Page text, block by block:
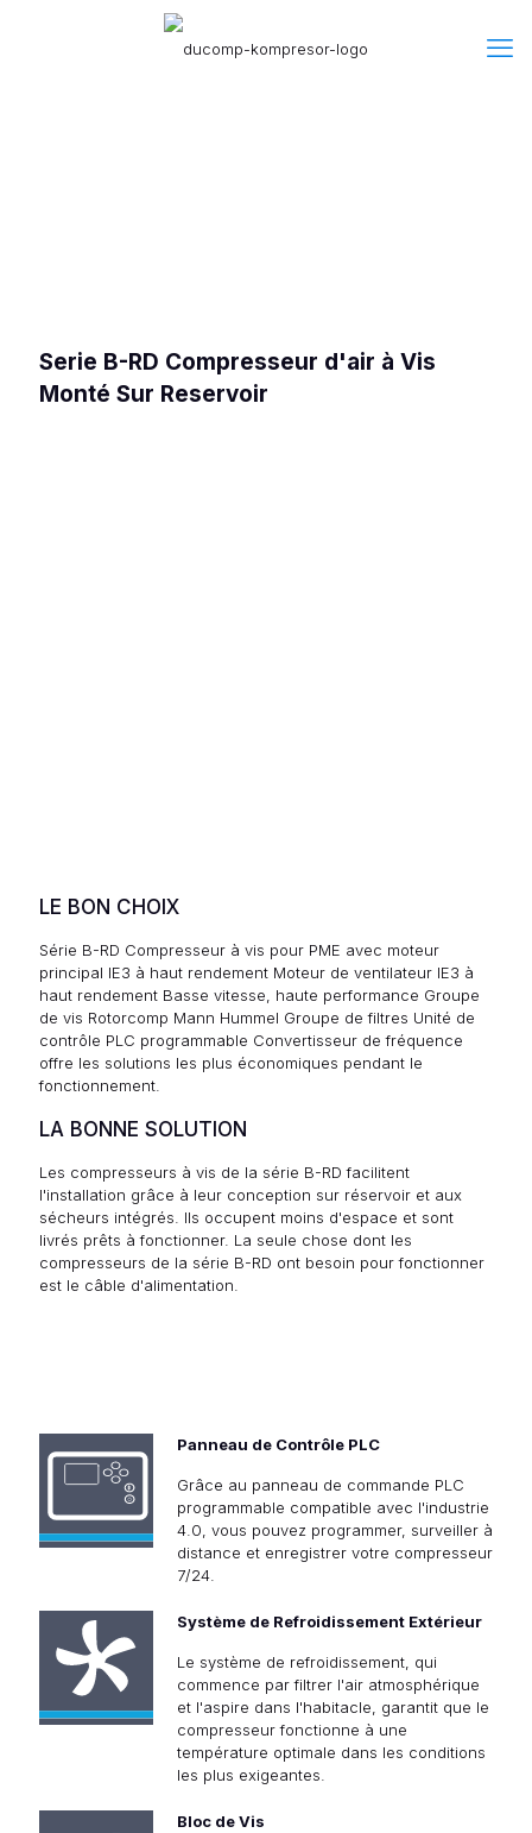
Serie B-RD Compresseur d'air à Vis
Monté Sur Reservoir
LE BON CHOIX
Série B-RD Compresseur à vis pour PME avec moteur
principal IE3 à haut rendement Moteur de ventilateur IE3 à
haut rendement Basse vitesse, haute performance Groupe
de vis Rotorcomp Mann Hummel Groupe de filtres Unité de
contrôle PLC programmable Convertisseur de fréquence
offre les solutions les plus économiques pendant le
fonctionnement.
LA BONNE SOLUTION
Les compresseurs à vis de la série B-RD facilitent
l'installation grâce à leur conception sur réservoir et aux
sécheurs intégrés. Ils occupent moins d'espace et sont
livrés prêts à fonctionner. La seule chose dont les
compresseurs de la série B-RD ont besoin pour fonctionner
est le câble d'alimentation.
Panneau de Contrôle PLC
Grâce au panneau de commande PLC
programmable compatible avec l'industrie
4.0, vous pouvez programmer, surveiller à
distance et enregistrer votre compresseur
7/24.
Système de Refroidissement Extérieur
Le système de refroidissement, qui
commence par filtrer l'air atmosphérique
et l'aspire dans l'habitacle, garantit que le
compresseur fonctionne à une
température optimale dans les conditions
les plus exigeantes.
Bloc de Vis